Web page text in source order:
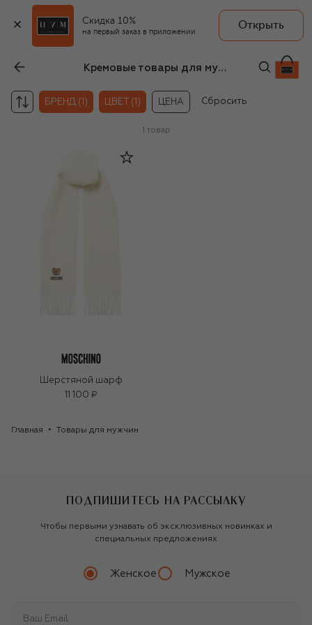
Скидка 10%
на первый заказ в приложении
Открыть
Кремовые товары для мужчин Moschino
БРЕНД (1) ЦВЕТ (1) ЦЕНА Сбросить
1 товар
Шерстяной шарф
11 100 ₽
Главная Товары для мужчин
ПОДПИШИТЕСЬ НА РАССЫЛКУ
Чтобы первыми узнавать об эксклюзивных новинках и
специальных предложениях
Женское Мужское